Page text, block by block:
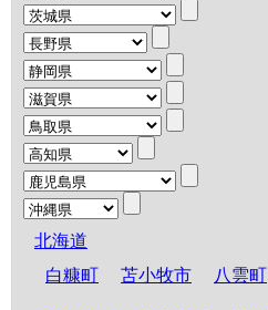
北海道
白糠町
苫小牧市 八雲町